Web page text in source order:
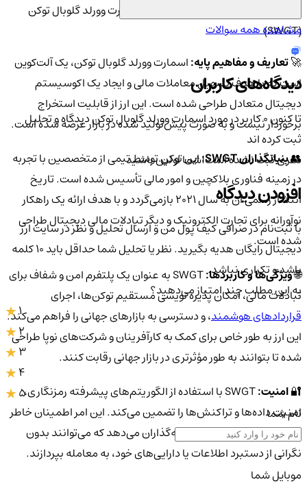
ویژگی‌های منحصر به فرد ارز دیجیتال اسمارت وورلد گلوبال توکن
🚀تعاریف و مفاهیم پایه:اسمارت وورلد گلوبال توکن، یک آلت‌کوین
است که با هدف تسهیل معاملات مالی و ایجاد یک اکوسیستم
دیجیتال متعادل طراحی شده است. این ارز از قابلیت استخراج
برخوردار نیست و به صورت پیش‌تولید شده در بازار عرضه شده است.
👥بنیانگذاران SWGT:
این توکن توسط تیمی از متخصصین با تجربه
در زمینه فناوری بلاکچین و امور مالی تأسیس شده است. تاریخ
انتشار رسمی آن به سال 2021 بازمی‌گردد و با هدف ارائه یک راهکار
نوآورانه برای تجارت الکترونیک و دیگر تبادلات مالی دیجیتال طراحی
شده است.
🌐ویژگی‌ها و کاربردها:
SWGT به عنوان یک پلتفرم امن و شفاف برای
تبادلات مالی، امکان پذیره نویسی مستقیم توکن‌ها، اجرای
قراردادهای هوشمند، و دسترسی به بازارهای جهانی را فراهم می‌کند.
این ارز به طور خاص برای کمک به کارآفرینان و شرکت‌های نوپا طراحی
شده تا بتوانند به طور مؤثرتری در بازار جهانی رقابت کنند.
🔐امنیت:
SWGT با استفاده از الگوریتم‌های پیشرفته رمزنگاری،
امنیت داده‌ها و تراکنش‌ها را تضمین می‌کند. این امر اطمینان خاطر
بیشتری را به کاربران و سرمایه‌گذاران می‌دهد که می‌توانند بدون
نگرانی از دستبرد اطلاعات یا دارایی‌های خود، به معامله بپردازند.
مشاهده همه سوالات
دیدگاه‌های کاربران
تا کنون 0 کاربر در مورد اسمارت وورلد گلوبال توکندیدگاه و تحلیل
ثبت کرده اند
نظری ثبت نشده است!شما اولین باشید
افزودن دیدگاه
با ثبت‌نام در صرافی کیف پول من و ارسال تحلیل و نظر در سایت ارز
دیجیتال رایگان هدیه بگیرید. نظر یا تحلیل شما حداقل باید ۱۰ کلمه
باشد و تکراری نباشد.
به این مطلب چند امتیاز می‌دهید؟
1
2
3
4
5
نام شما
موبایل شما